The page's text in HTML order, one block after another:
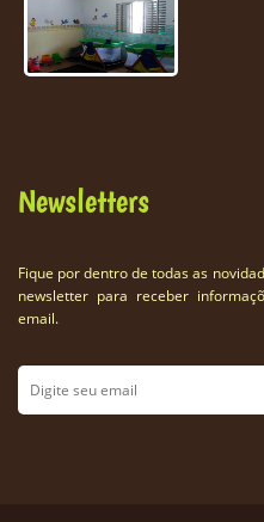
Newsletters
Fique por dentro de todas as
newsletter para receber
email.